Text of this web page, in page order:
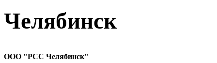
Челябинск
ООО "РСС Челябинск"